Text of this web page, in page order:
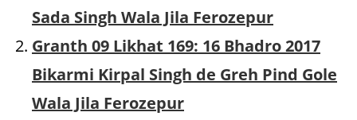
Sada Singh Wala Jila Ferozepur
Granth 09 Likhat 169: 16 Bhadro 2017
Bikarmi Kirpal Singh de Greh Pind Gole
Wala Jila Ferozepur